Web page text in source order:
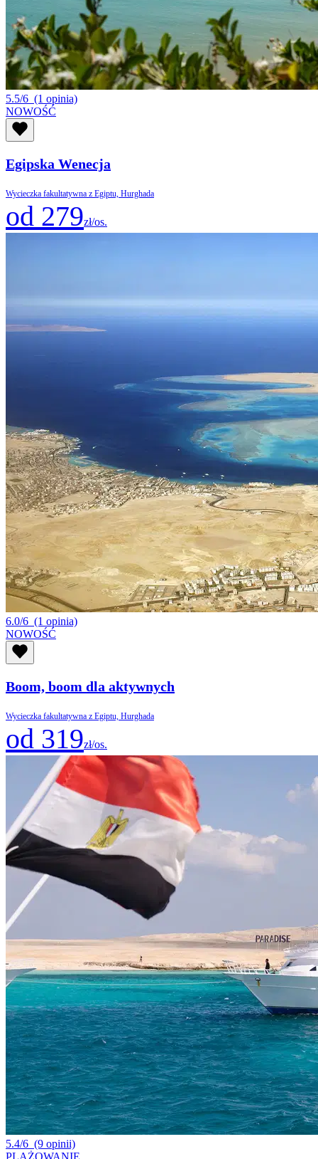
5.5/6 (1 opinia)
NOWOŚĆ
Egipska Wenecja
Wycieczka fakultatywna z Egiptu, Hurghada
od 279zł/os.
6.0/6 (1 opinia)
NOWOŚĆ
Boom, boom dla aktywnych
Wycieczka fakultatywna z Egiptu, Hurghada
od 319zł/os.
5.4/6 (9 opinii)
PLAŻOWANIE